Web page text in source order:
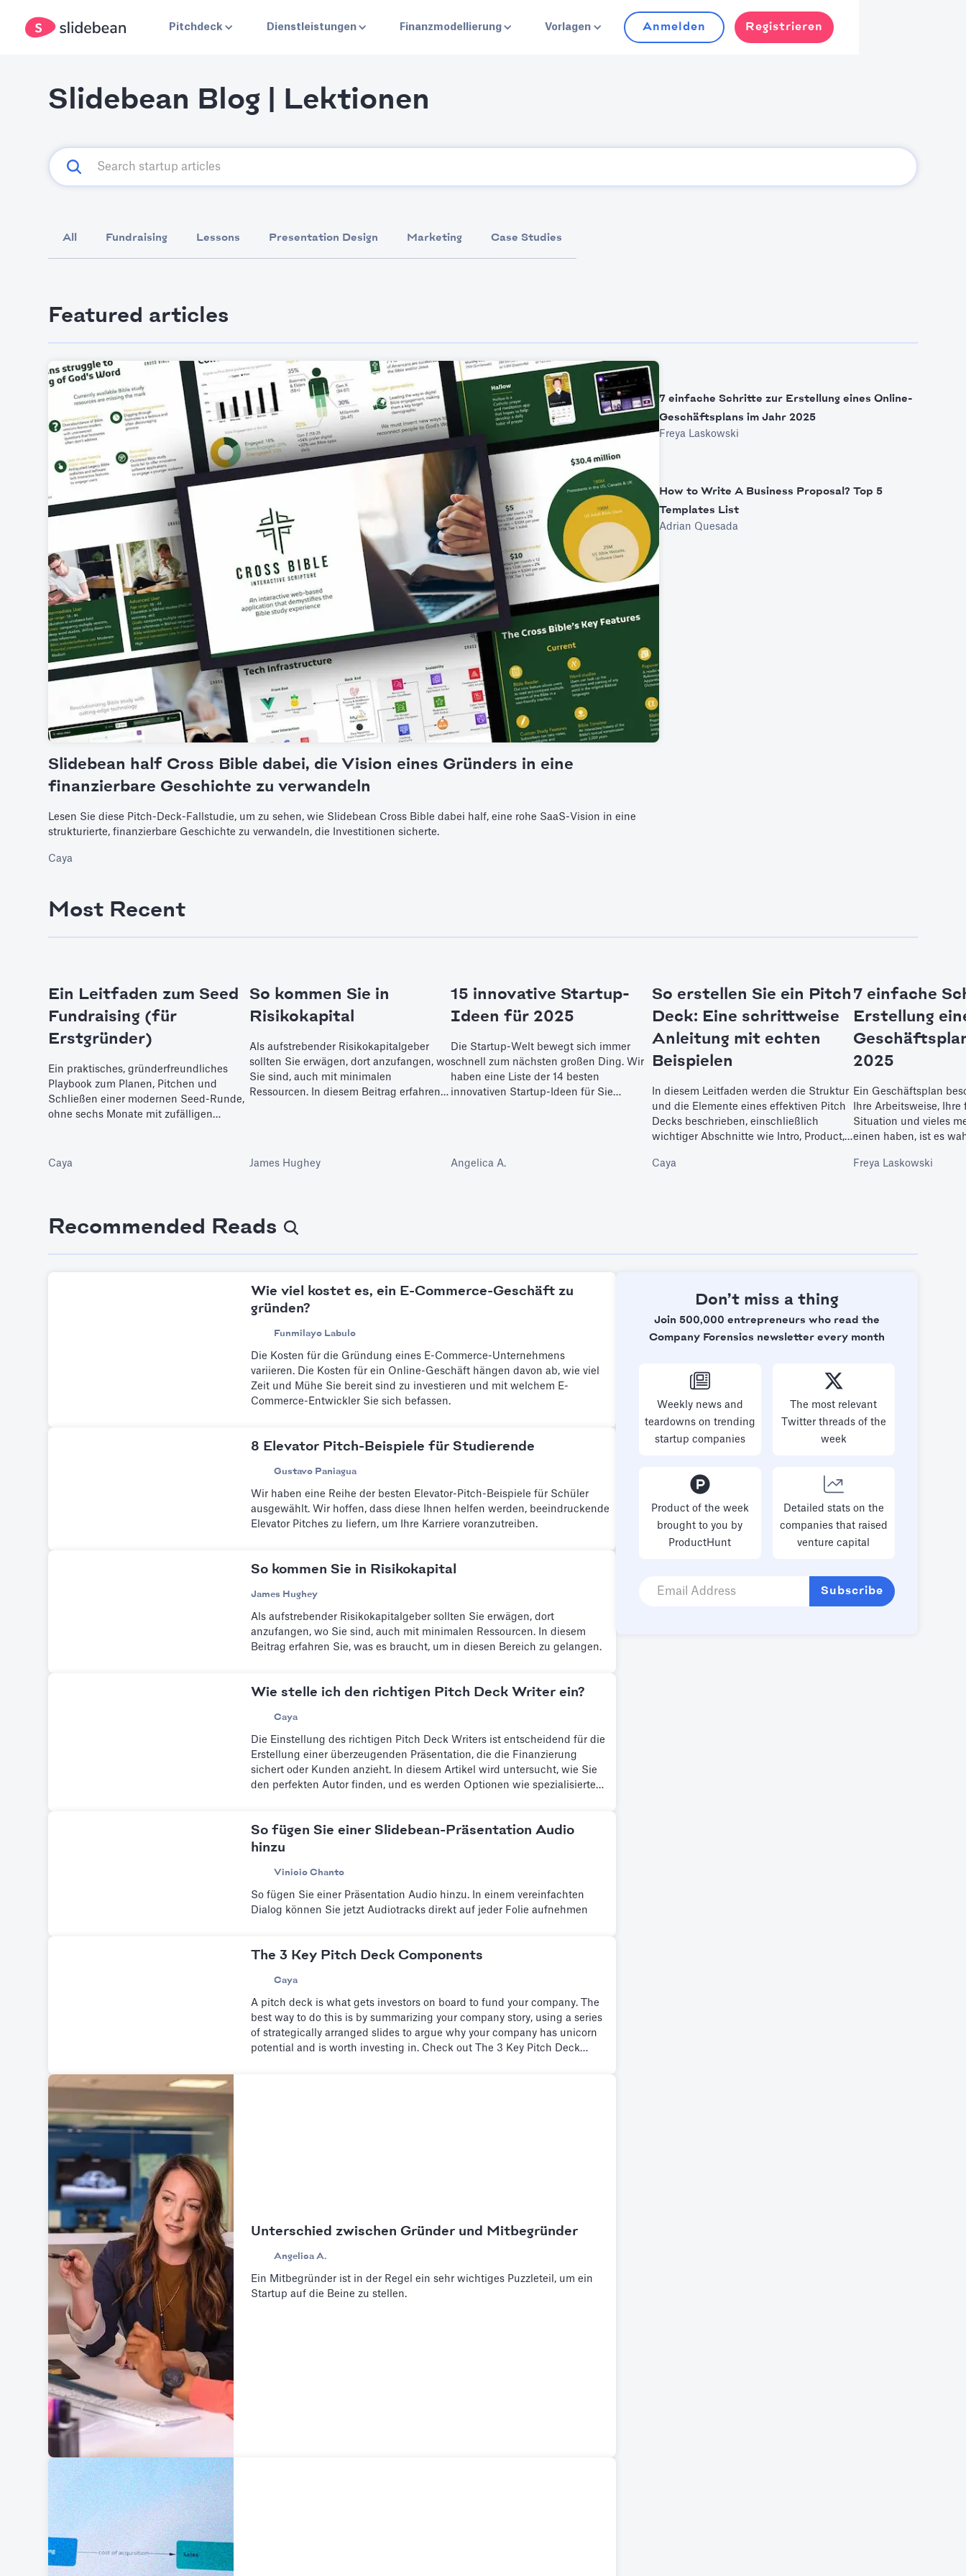
Pitchdeck Dienstleistungen Finanzmodellierung Vorlagen Anmelden Registrieren
Slidebean Blog | Lektionen
All Fundraising Lessons Presentation Design Marketing Case Studies
Featured articles
Slidebean half Cross Bible dabei, die Vision eines Gründers in eine
finanzierbare Geschichte zu verwandeln
Lesen Sie diese Pitch-Deck-Fallstudie, um zu sehen, wie Slidebean Cross Bible dabei half, eine rohe SaaS-Vision in eine
strukturierte, finanzierbare Geschichte zu verwandeln, die Investitionen sicherte.
Caya
7 einfache Schritte zur Erstellung eines Online-
Geschäftsplans im Jahr 2025
Freya Laskowski
How to Write A Business Proposal? Top 5
Templates List
Adrian Quesada
Most Recent
Ein Leitfaden zum Seed
Fundraising (für
Erstgründer)
Ein praktisches, gründerfreundliches
Playbook zum Planen, Pitchen und
Schließen einer modernen Seed-Runde,
ohne sechs Monate mit zufälligen
Caya
So kommen Sie in
Risikokapital
Als aufstrebender Risikokapitalgeber
sollten Sie erwägen, dort anzufangen, wo
Sie sind, auch mit minimalen
Ressourcen. In diesem Beitrag erfahren
James Hughey
15 innovative Startup-
Ideen für 2025
Die Startup-Welt bewegt sich immer
schnell zum nächsten großen Ding. Wir
haben eine Liste der 14 besten
innovativen Startup-Ideen für Sie
Angelica A.
So erstellen Sie ein Pitch
Deck: Eine schrittweise
Anleitung mit echten
Beispielen
In diesem Leitfaden werden die Struktur
und die Elemente eines effektiven Pitch
Decks beschrieben, einschließlich
wichtiger Abschnitte wie Intro, Product,
Beispielen erfahren Sie, wie Sie die
Investorengespräche oder
Einblicke, die Sie benötigen, um Ihr Pitch
Deck zum Erfolg zu führen.
Caya
7 einfache
Erstellung
2025
Ein Geschäftsplan
Ihre Arbeitsweise,
Situation und vieles
einen haben, ist es
hier, um
Freya Laskowski
Recommended Reads
Wie viel kostet es, ein E-Commerce-Geschäft zu
gründen?
Funmilayo Labulo
Die Kosten für die Gründung eines E-Commerce-Unternehmens
variieren. Die Kosten für ein Online-Geschäft hängen davon ab, wie viel
Zeit und Mühe Sie bereit sind zu investieren und mit welchem E-
Commerce-Entwickler Sie sich befassen.
8 Elevator Pitch-Beispiele für Studierende
Gustavo Paniagua
Wir haben eine Reihe der besten Elevator-Pitch-Beispiele für Schüler
ausgewählt. Wir hoffen, dass diese Ihnen helfen werden, beeindruckende
Elevator Pitches zu liefern, um Ihre Karriere voranzutreiben.
So kommen Sie in Risikokapital
James Hughey
Als aufstrebender Risikokapitalgeber sollten Sie erwägen, dort
anzufangen, wo Sie sind, auch mit minimalen Ressourcen. In diesem
Beitrag erfahren Sie, was es braucht, um in diesen Bereich zu gelangen.
Wie stelle ich den richtigen Pitch Deck Writer ein?
Caya
Die Einstellung des richtigen Pitch Deck Writers ist entscheidend für die
Erstellung einer überzeugenden Präsentation, die die Finanzierung
sichert oder Kunden anzieht. In diesem Artikel wird untersucht, wie Sie
den perfekten Autor finden, und es werden Optionen wie spezialisierte
und den Geschäftserfolg voranzutreiben.
So fügen Sie einer Slidebean-Präsentation Audio
hinzu
Vinicio Chanto
So fügen Sie einer Präsentation Audio hinzu. In einem vereinfachten
Dialog können Sie jetzt Audiotracks direkt auf jeder Folie aufnehmen
The 3 Key Pitch Deck Components
Caya
A pitch deck is what gets investors on board to fund your company. The
best way to do this is by summarizing your company story, using a series
of strategically arranged slides to argue why your company has unicorn
potential and is worth investing in. Check out The 3 Key Pitch Deck
Unterschied zwischen Gründer und Mitbegründer
Angelica A.
Ein Mitbegründer ist in der Regel ein sehr wichtiges Puzzleteil, um ein
Startup auf die Beine zu stellen.
Don’t miss a thing
Join 500,000 entrepreneurs who read the
Company Forensics newsletter every month
Weekly news and
teardowns on trending
startup companies
The most relevant
Twitter threads of the
week
Product of the week
brought to you by
ProductHunt
Detailed stats on the
companies that raised
venture capital